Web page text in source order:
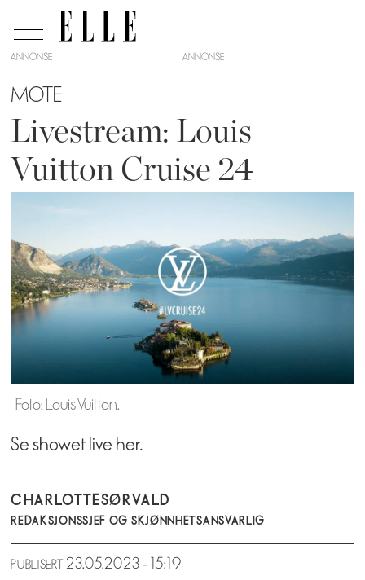
ANNONSE
MOTE
Livestream: Louis
Vuitton Cruise 24
Foto: Louis Vuitton.
Se showet live her.
CHARLOTTESØRVALD
REDAKSJONSSJEF OG SKJØNNHETSANSVARLIG
PUBLISERT 23.05.2023 - 15:19